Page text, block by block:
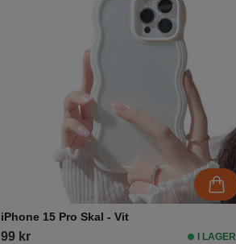
iPhone 15 Pro Skal - Vit
99 kr I LAGER